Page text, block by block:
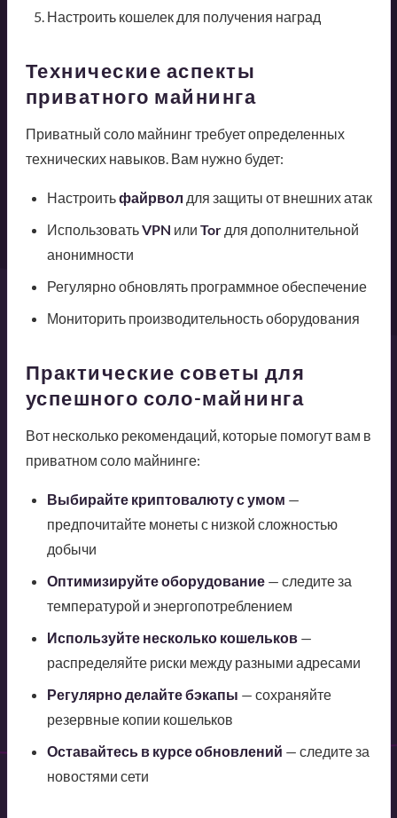
Настроить кошелек для получения наград
Технические аспекты
приватного майнинга
Приватный соло майнинг требует определенных
технических навыков. Вам нужно будет:
Настроитьфайрвол для защиты от внешних атак
ИспользоватьVPN или Torдля дополнительной
анонимности
Регулярно обновлять программное обеспечение
Мониторить производительность оборудования
Практические советы для
успешного соло-майнинга
Вот несколько рекомендаций, которые помогут вам в
приватном соло майнинге:
Выбирайте криптовалюту с умом —
предпочитайте монеты с низкой сложностью
добычи
Оптимизируйте оборудование— следите за
температурой и энергопотреблением
Используйте несколько кошельков—
распределяйте риски между разными адресами
Регулярно делайте бэкапы — сохраняйте
резервные копии кошельков
Оставайтесь в курсе обновлений — следите за
новостями сети